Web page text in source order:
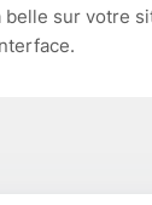
sur votre